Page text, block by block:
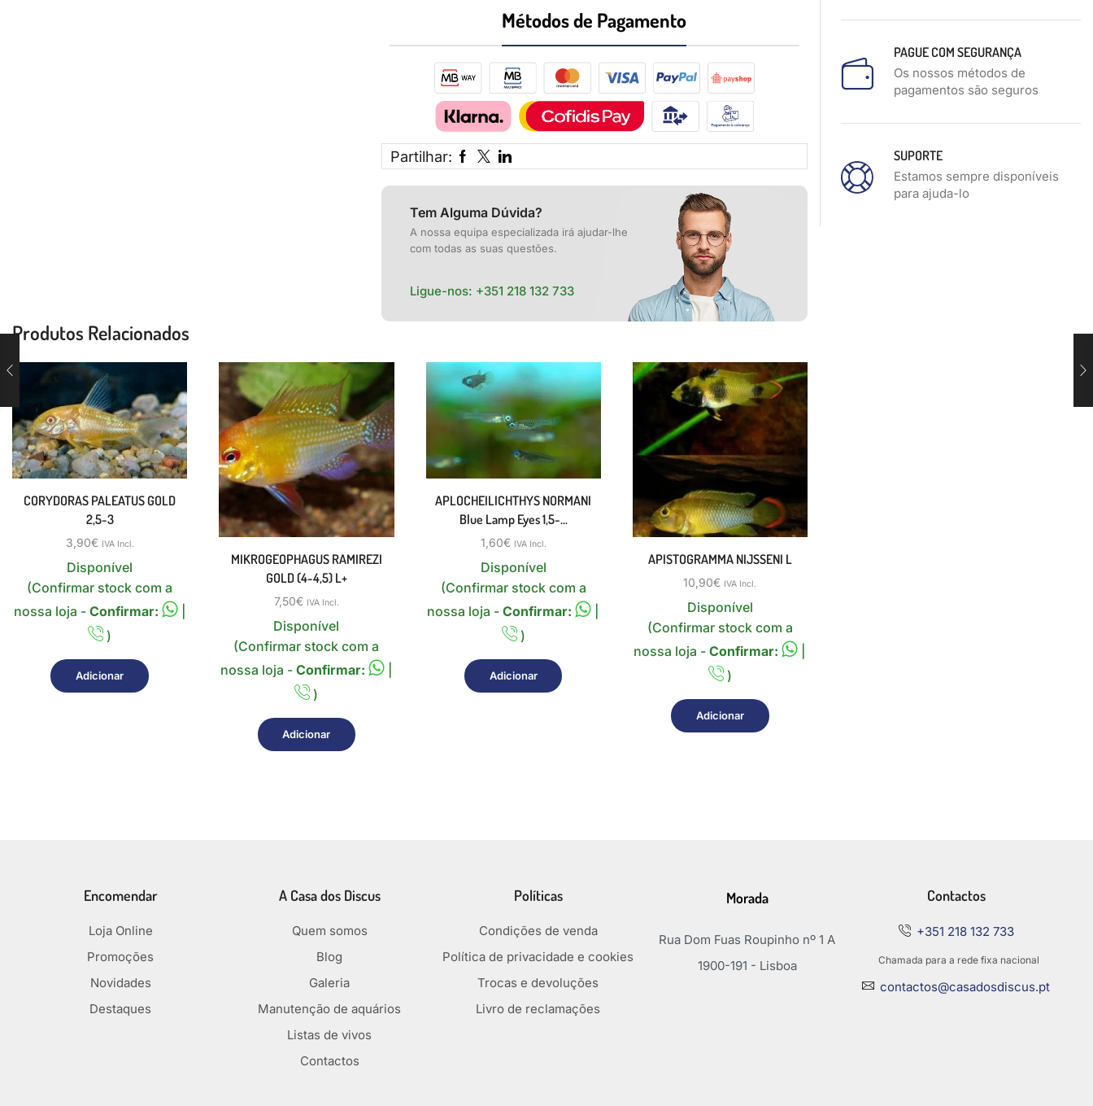
Métodos de Pagamento​
Partilhar:
Tem Alguma Dúvida?
A nossa equipa especializada irá ajudar-lhe
com todas as suas questões.
Ligue-nos: +351 218 132 733
Produtos Relacionados
CORYDORAS PALEATUS GOLD
2,5-3
3,90€ IVA Incl.
Disponível
(Confirmar stock com a
nossa loja - Confirmar:
|
)
Adicionar
MIKROGEOPHAGUS RAMIREZI
GOLD (4-4,5) L+
7,50€ IVA Incl.
Disponível
(Confirmar stock com a
nossa loja - Confirmar:
|
)
Adicionar
APLOCHEILICHTHYS NORMANI
Blue Lamp Eyes 1,5-...
1,60€ IVA Incl.
Disponível
(Confirmar stock com a
nossa loja -Confirmar:
)
Adicionar
APISTOGRAMMA NIJSSENI L
10,90€ IVA Incl.
Disponível
(Confirmar stock com a
nossa loja -Confirmar:
)
Adicionar
PAGUE COM SEGURANÇA
Os nossos métodos de
pagamentos são seguros
SUPORTE
Estamos sempre disponíveis
para ajuda-lo
Encomendar
Loja Online
Promoções
Novidades
Destaques
A Casa dos Discus
Quem somos
Blog
Galeria
Manutenção de aquários
Listas de vivos
Contactos
Políticas
Condições de venda
Política de privacidade e cookies
Trocas e devoluções
Livro de reclamações
Morada
Rua Dom Fuas Roupinho nº 1 A
1900-191 - Lisboa
Contactos
+351 218 132 733
Chamada para a rede fixa nacional
contactos@casadosdiscus.pt